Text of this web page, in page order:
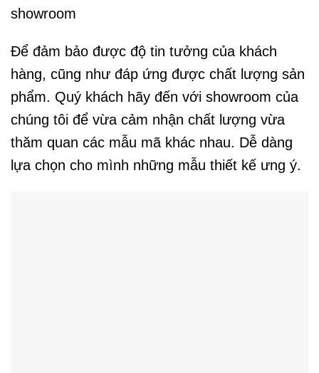
showroom
Để đảm bảo được độ tin tưởng của khách
hàng, cũng như đáp ứng được chất lượng sản
phẩm. Quý khách hãy đến với showroom của
chúng tôi để vừa cảm nhận chất lượng vừa
thăm quan các mẫu mã khác nhau. Dễ dàng
lựa chọn cho mình những mẫu thiết kế ưng ý.